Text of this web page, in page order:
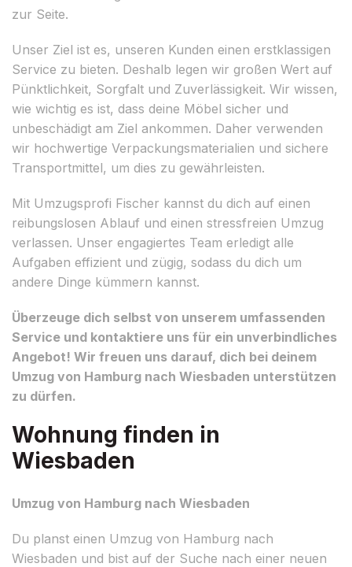
zur Seite.
Unser Ziel ist es, unseren Kunden einen erstklassigen
Service zu bieten. Deshalb legen wir großen Wert auf
Pünktlichkeit, Sorgfalt und Zuverlässigkeit. Wir wissen,
wie wichtig es ist, dass deine Möbel sicher und
unbeschädigt am Ziel ankommen. Daher verwenden
wir hochwertige Verpackungsmaterialien und sichere
Transportmittel, um dies zu gewährleisten.
Mit Umzugsprofi Fischer kannst du dich auf einen
reibungslosen Ablauf und einen stressfreien Umzug
verlassen. Unser engagiertes Team erledigt alle
Aufgaben effizient und zügig, sodass du dich um
andere Dinge kümmern kannst.
Überzeuge dich selbst von unserem umfassenden
Service und kontaktiere uns für ein unverbindliches
Angebot! Wir freuen uns darauf, dich bei deinem
Umzug von Hamburg nach Wiesbaden unterstützen
zu dürfen.
Wohnung finden in
Wiesbaden
Umzug von Hamburg nach Wiesbaden
Du planst einen Umzug von Hamburg nach
Wiesbaden und bist auf der Suche nach einer neuen